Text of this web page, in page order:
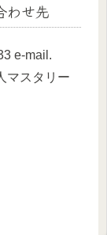
わせ先
e-mail.
マスタリー